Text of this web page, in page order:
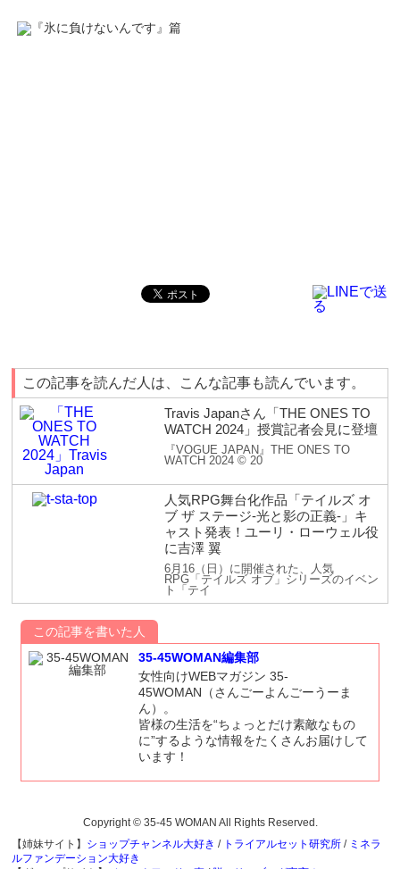
この記事を読んだ人は、こんな記事も読んでいます。
Travis Japanさん「THE ONES TO
WATCH 2024」授賞記者会見に登壇
『VOGUE JAPAN』THE ONES TO
WATCH 2024 © 20
人気RPG舞台化作品「テイルズ オ
ブ ザ ステージ-光と影の正義-」キ
ャスト発表！ユーリ・ローウェル役
に吉澤 翼
6月16（日）に開催された、人気
RPG「テイルズ オブ」シリーズのイベン
ト「テイ
この記事を書いた人
35-45WOMAN編集部
女性向けWEBマガジン 35-
45WOMAN（さんごーよんごーうーま
ん）。
皆様の生活を“ちょっとだけ素敵なもの
に”するような情報をたくさんお届けして
います！
Copyright © 35-45 WOMAN All Rights Reserved.
【姉妹サイト】 ショップチャンネル大好き / トライアルセット研究所 / ミネラ
ルファンデーション大好き